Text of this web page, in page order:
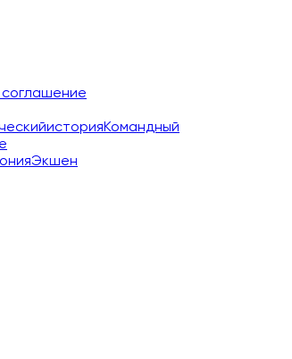
соглашение
историяКомандный
Экшен